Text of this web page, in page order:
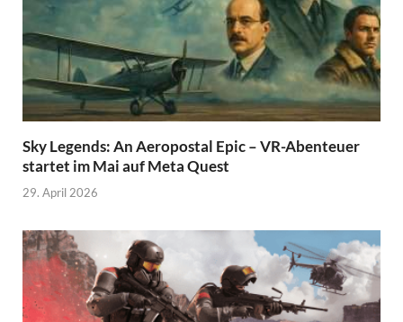
Sky Legends: An Aeropostal Epic – VR-Abenteuer
startet im Mai auf Meta Quest
29. April 2026